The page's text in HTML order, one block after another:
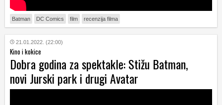
Batman DC Comics film recenzija filma
21.01.2022. (22:00)
Kino i kokice
Dobra godina za spektakle: Stižu Batman,
novi Jurski park i drugi Avatar